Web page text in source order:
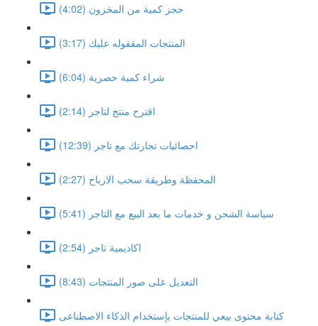
حجز كمية من المخزون (4:02)
المنتجات المقفوله عليك (3:17)
شراء كمية حصرية (6:04)
اقترح منتج لتاجر (2:14)
احصائيات تجارتك مع تاجر (12:39)
المحفظة وطريقة سحب الارباح (2:27)
سياسة الشحن و خدمات ما بعد البيع مع التاجر (5:41)
اكاديمية تاجر (2:54)
التعديل على صور المنتجات (8:43)
كتابة محتوى بيعي للمنتجات بإستخدام الذكاء الاصطناعى